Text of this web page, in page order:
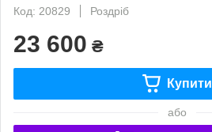
Код: 20829
Роздріб
23 600 ₴
Купити
або